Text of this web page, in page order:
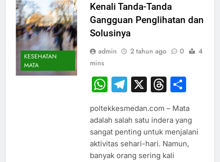
KESEHATAN
MATA
Kenali Tanda-Tanda
Gangguan Penglihatan dan
Solusinya
admin 2 tahun ago 0
4
mins
WhatsApp
Telegram
X
poltekkesmedan.com – Mata
adalah salah satu indera yang
sangat penting untuk menjalani
aktivitas sehari-hari. Namun,
banyak orang sering kali